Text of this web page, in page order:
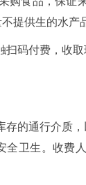
提供生的水产
码付费，收
的通行介质
卫生。收费